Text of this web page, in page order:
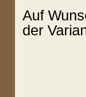
Auf
der